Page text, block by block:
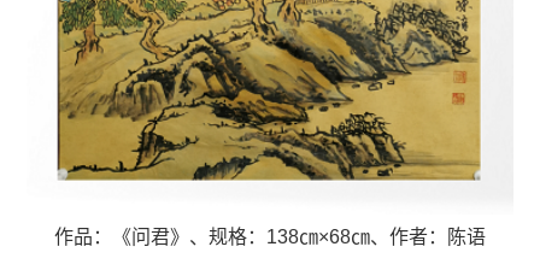
作品：《问君》、 规格：138㎝×68㎝、 作者：陈语